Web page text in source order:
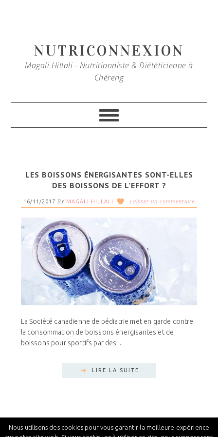
principaleNUTRICONNEXION
Magali Hillali - Nutritionniste & Diététicienne à
Chéreng
LES BOISSONS ÉNERGISANTES SONT-ELLES
DES BOISSONS DE L’EFFORT ?
16/11/2017 BY MAGALI HILLALI Laisser un commentaire
La Société canadienne de pédiatrie met en garde contre
la consommation de boissons énergisantes et de
boissons pour sportifs par des ...
LIRE LA SUITE
SHIRLEY THEMEDÉVELOPPÉ PAR LOVELY CONFETTI·
Nous utilisons des cookies pour vous garantir la meilleure expérience